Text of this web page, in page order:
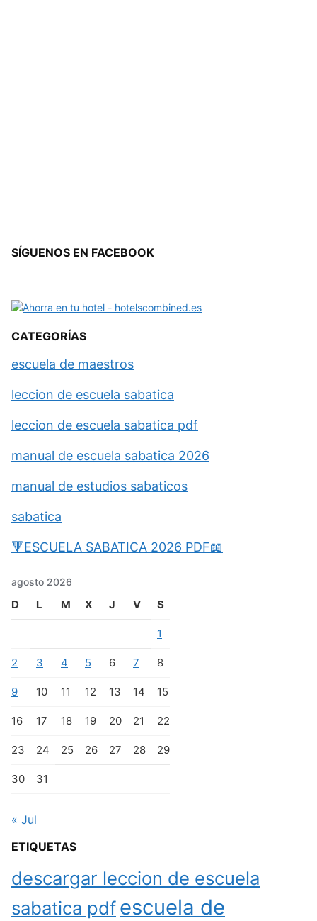
SÍGUENOS EN FACEBOOK
CATEGORÍAS
escuela de maestros
leccion de escuela sabatica
leccion de escuela sabatica pdf
manual de escuela sabatica 2026
manual de estudios sabaticos
sabatica
🔻ESCUELA SABATICA 2026 PDF📖
agosto 2026
D L M X J V S
1
2 3 4 5 6 7 8
9 10 11 12 13 14 15
16 17 18 19 20 21 22
23 24 25 26 27 28 29
30 31
« Jul
ETIQUETAS
descargar leccion de escuela
sabatica pdfescuela de